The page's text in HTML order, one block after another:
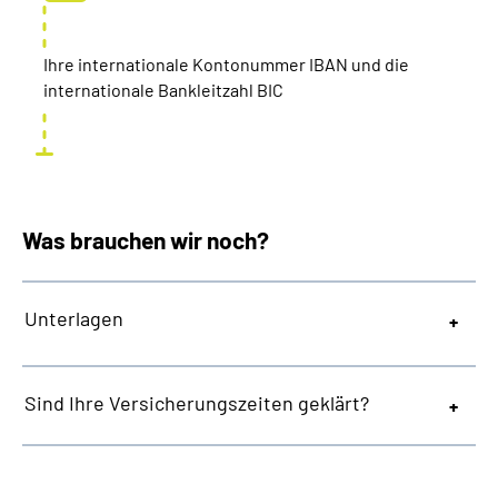
Ihre internationale Kontonummer IBAN und die
internationale Bankleitzahl BIC
Was brauchen wir noch?
Unterlagen
Sind Ihre Versicherungszeiten geklärt?